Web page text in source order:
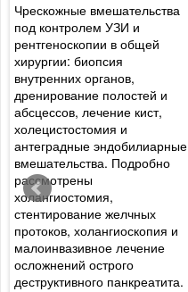
Чрескожные вмешательства
под контролем УЗИ и
рентгеноскопии в общей
хирургии: биопсия
внутренних органов,
дренирование полостей и
абсцессов, лечение кист,
холецистостомия и
антеградные эндобилиарные
вмешательства. Подробно
рассмотрены
холангиостомия,
стентирование желчных
протоков, холангиоскопия и
малоинвазивное лечение
осложнений острого
деструктивного панкреатита.